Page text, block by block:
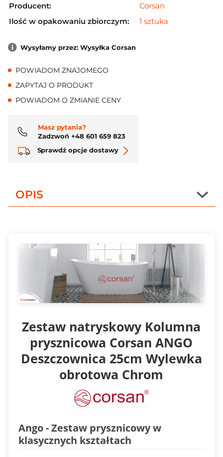
Producent:
Corsan
Ilość w opakowaniu zbiorczym:
1 sztuka
Wysyłamy przez: Wysyłka Corsan
POWIADOM ZNAJOMEGO
ZAPYTAJ O PRODUKT
POWIADOM O ZMIANIE CENY
Masz pytania?
Zadzwoń +48 601 659 823
Sprawdź opcje dostawy
OPIS
Zestaw natryskowy Kolumna
prysznicowa Corsan ANGO
Deszczownica 25cm Wylewka
obrotowa Chrom
Ango - Zestaw prysznicowy w
klasycznych kształtach